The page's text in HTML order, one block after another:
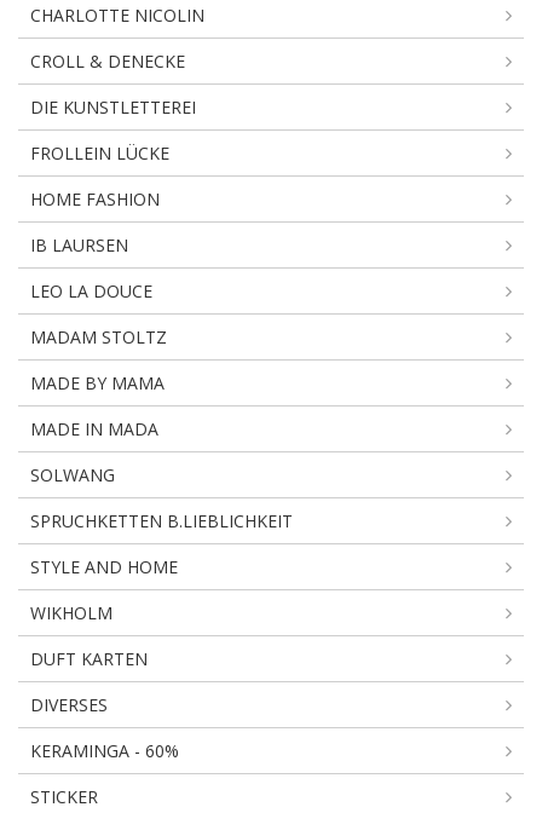
CHARLOTTE NICOLIN
CROLL & DENECKE
DIE KUNSTLETTEREI
FROLLEIN LÜCKE
HOME FASHION
IB LAURSEN
LEO LA DOUCE
MADAM STOLTZ
MADE BY MAMA
MADE IN MADA
SOLWANG
SPRUCHKETTEN B.LIEBLICHKEIT
STYLE AND HOME
WIKHOLM
DUFT KARTEN
DIVERSES
KERAMINGA - 60%
STICKER